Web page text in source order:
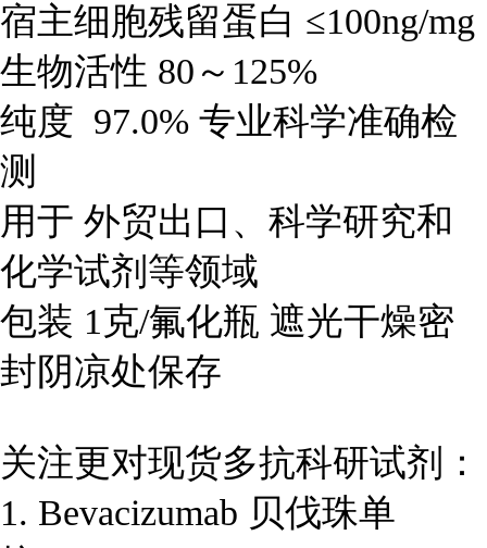
宿主细胞残留蛋白 ≤100ng/mg
生物活性 80～125%
纯度 97.0% 专业科学准确检
测
用于 外贸出口、科学研究和
化学试剂等领域
包装 1克/氟化瓶 遮光干燥密
封阴凉处保存
关注更对现货多抗科研试剂：
1. Bevacizumab 贝伐珠单